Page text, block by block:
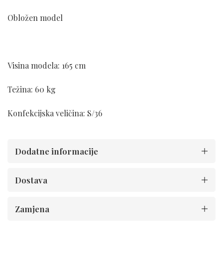
Obložen model
Visina modela: 165 cm
Težina: 60 kg
Konfekcijska veličina: S/36
Dodatne informacije
Dostava
Zamjena